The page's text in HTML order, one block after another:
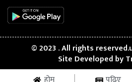
© 2023 . All rights
Site Developed by